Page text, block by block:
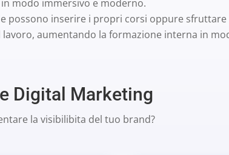
modo immersivo e moderno.
possono inserire i propri corsi oppure sfruttare
aumentando la formazione interna in
Digital Marketing
la visibilibita del tuo brand?